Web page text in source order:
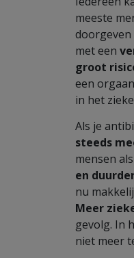
meeste
doorgeven
met een
groot
een
in het
Als je
steeds
mensen
en
nu
Meer
gevolg. In
niet meer